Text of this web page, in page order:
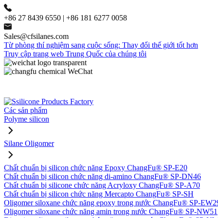
+86 27 8439 6550 | +86 181 6277 0058
Sales@cfsilanes.com
Từ phòng thí nghiệm sang cuộc sống: Thay đổi thế giới tốt hơn
Truy cập trang web Trung Quốc của chúng tôi
Các sản phẩm
Polyme silicon
Silane Oligomer
Chất chuẩn bị silicon chức năng Epoxy ChangFu® SP-E20
Chất chuẩn bị silicon chức năng di-amino ChangFu® SP-DN46
Chất chuẩn bị silicone chức năng Acryloxy ChangFu® SP-A70
Chất chuẩn bị silicon chức năng Mercapto ChangFu® SP-SH
Oligomer siloxane chức năng epoxy trong nước ChangFu® SP-
Oligomer siloxane chức năng amin trong nước ChangFu® SP-NW51